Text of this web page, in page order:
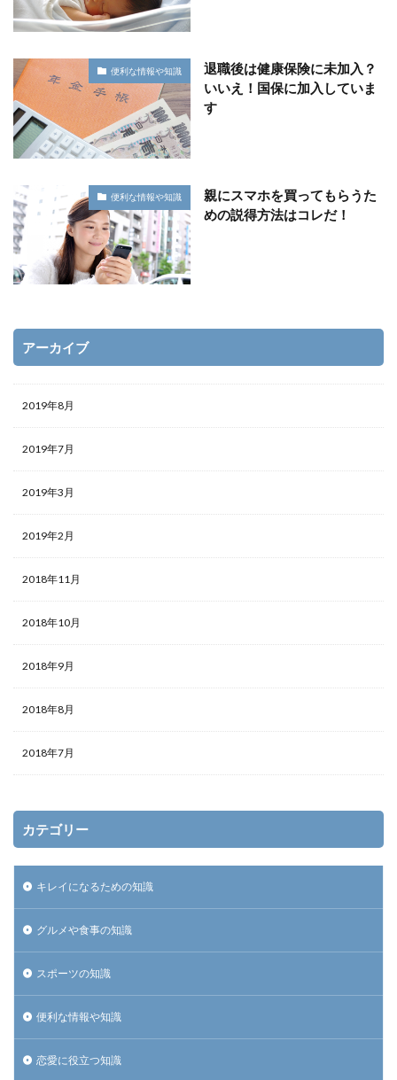
便利な情報や知識
退職後は健康保険に未加入？
いいえ！国保に加入していま
す
便利な情報や知識
親にスマホを買ってもらうた
めの説得方法はコレだ！
アーカイブ
2019年8月
2019年7月
2019年3月
2019年2月
2018年11月
2018年10月
2018年9月
2018年8月
2018年7月
カテゴリー
キレイになるための知識
グルメや食事の知識
スポーツの知識
便利な情報や知識
恋愛に役立つ知識